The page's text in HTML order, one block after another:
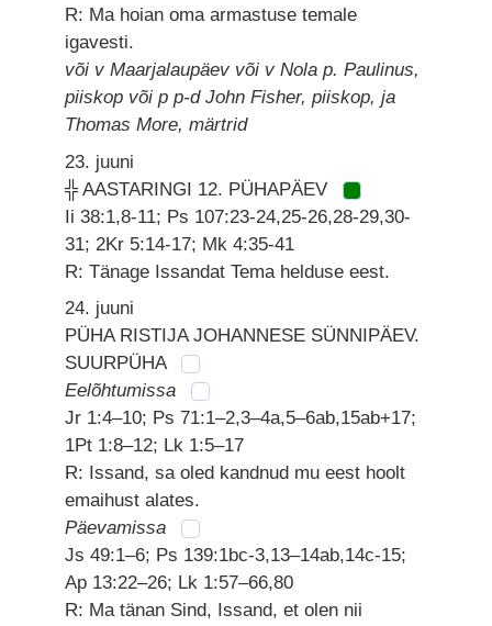
R: Ma hoian oma armastuse temale
igavesti.
või v Maarjalaupäev või v Nola p. Paulinus,
piiskop või p p-d John Fisher, piiskop, ja
Thomas More, märtrid
23. juuni
╬ AASTARINGI 12. PÜHAPÄEV
Ii 38:1,8-11; Ps 107:23-24,25-26,28-29,30-
31; 2Kr 5:14-17; Mk 4:35-41
R: Tänage Issandat Tema helduse eest.
24. juuni
PÜHA RISTIJA JOHANNESE SÜNNIPÄEV.
SUURPÜHA
Eelõhtumissa
Jr 1:4–10; Ps 71:1–2,3–4a,5–6ab,15ab+17;
1Pt 1:8–12; Lk 1:5–17
R: Issand, sa oled kandnud mu eest hoolt
emaihust alates.
Päevamissa
Js 49:1–6; Ps 139:1bc-3,13–14ab,14c-15;
Ap 13:22–26; Lk 1:57–66,80
R: Ma tänan Sind, Issand, et olen nii